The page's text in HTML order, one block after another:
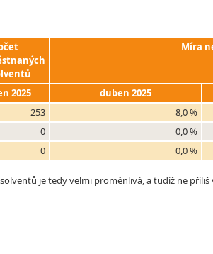
Míra
2025 duben 2025
253 8,0 %
0 0,0 %
0 0,0 %
je tedy velmi proměnlivá, a tudíž ne příliš